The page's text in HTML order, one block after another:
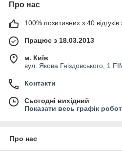
Про нас
100% позитивних з 40 відгуків
Працює з 18.03.2013
м. Київ
вул. Якова Гніздовського, 1
Контакти
Сьогодні вихідний
Показати весь графік
Про нас